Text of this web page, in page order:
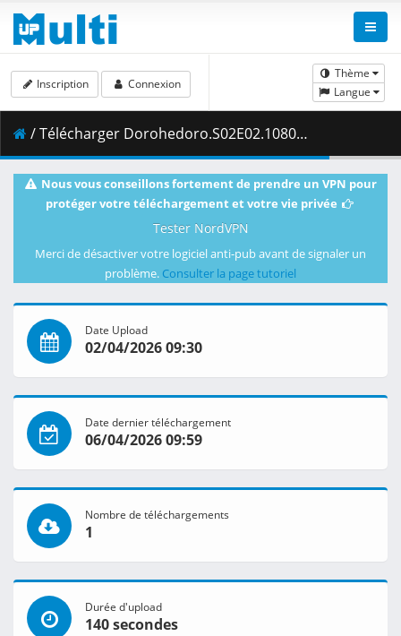
Thème
Langue
Inscription Connexion
/ Télécharger Dorohedoro.S02E02.1080p.NF.WEB-DL.DUAL.DDP5.1.H.264.MSubs-ToonsHub.mkv.001 ( 393.08 MB )
Nous vous conseillons fortement de prendre un VPN pour
protéger votre téléchargement et votre vie privée
Tester NordVPN
Merci de désactiver votre logiciel anti-pub avant de signaler un
problème. Consulter la page tutoriel
Date Upload
02/04/2026 09:30
Date dernier téléchargement
06/04/2026 09:59
Nombre de téléchargements
1
Durée d'upload
140 secondes